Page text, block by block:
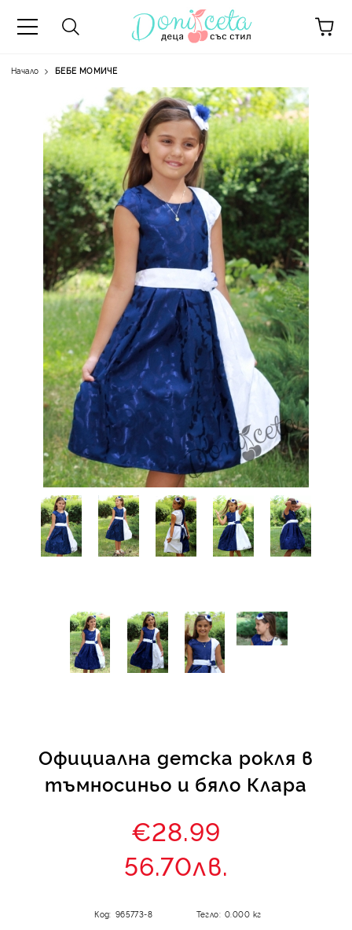
-50%
Начало БЕБЕ МОМИЧЕ
Официална детска рокля в
тъмносиньо и бяло Клара
€28.99
56.70лв.
Код: 965773-8 Тегло: 0.000 кг